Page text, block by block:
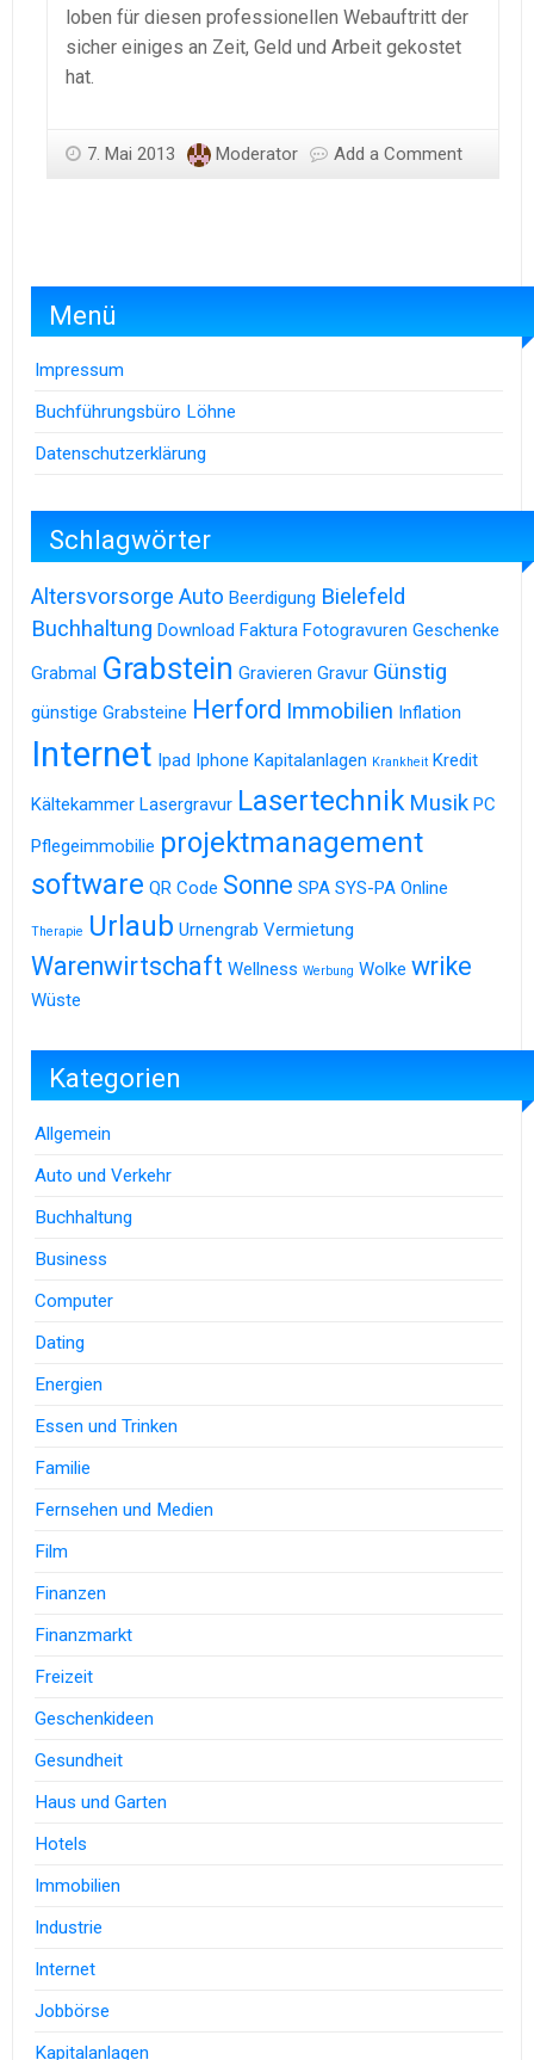
loben für diesen professionellen Webauftritt der
sicher einiges an Zeit, Geld und Arbeit gekostet
hat.
7. Mai 2013 Moderator Add a Comment
Menü
Impressum
Buchführungsbüro Löhne
Datenschutzerklärung
Schlagwörter
Altersvorsorge Auto Beerdigung Bielefeld
Buchhaltung Download Faktura Fotogravuren Geschenke
Grabmal Grabstein Gravieren Gravur Günstig
günstige Grabsteine Herford Immobilien Inflation
Internet Ipad Iphone Kapitalanlagen Krankheit Kredit
Kältekammer Lasergravur Lasertechnik Musik PC
Pflegeimmobilie projektmanagement
software QR Code Sonne SPA SYS-PA Online
Therapie Urlaub Urnengrab Vermietung
Warenwirtschaft Wellness Werbung Wolke wrike
Wüste
Kategorien
Allgemein
Auto und Verkehr
Buchhaltung
Business
Computer
Dating
Energien
Essen und Trinken
Familie
Fernsehen und Medien
Film
Finanzen
Finanzmarkt
Freizeit
Geschenkideen
Gesundheit
Haus und Garten
Hotels
Immobilien
Industrie
Internet
Jobbörse
Kapitalanlagen